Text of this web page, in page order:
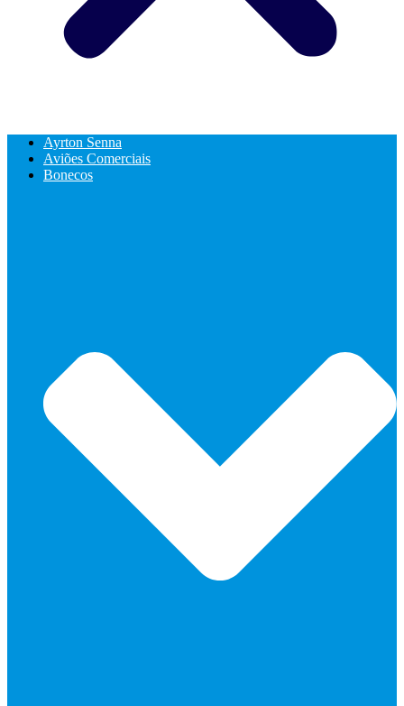
Ayrton Senna
Aviões Comerciais
Bonecos